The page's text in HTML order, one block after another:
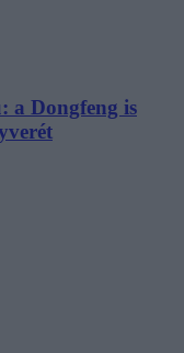
a Dongfeng is